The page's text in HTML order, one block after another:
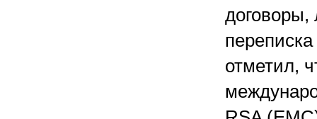
договоры,
отметил,